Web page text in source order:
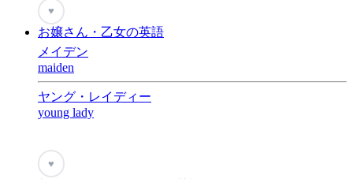
♥
お嬢さん・乙女の英語
メイデン
maiden
ヤング・レイディー
young lady
♥